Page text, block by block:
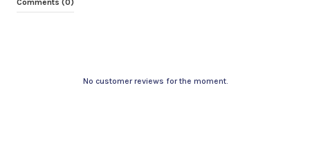
No customer reviews for the moment.